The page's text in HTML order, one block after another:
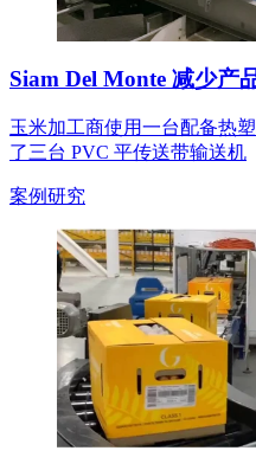
Siam Del Monte 减少产
玉米加工商使用一台配备热
了三台 PVC 平传送带输送机
案例研究